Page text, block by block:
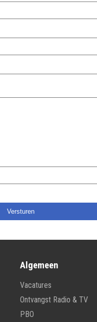
Algemeen
Vacatures
Ontvangst Radio & TV
PBO